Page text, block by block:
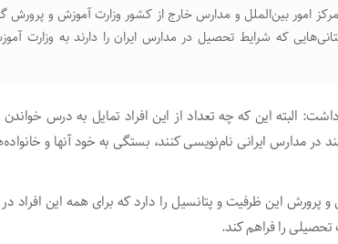
امور بین‌الملل و مدارس خارج از کشور وزارت آموزش و
فرزندان افغانستانی‌هایی که شرایط تحصیل در مدارس ایران را دارند به وزارت
البته این که چه تعداد از این افراد تمایل به درس خواندن
در مدارس ایرانی نام‌نویسی کنند، بستگی به خود آنها و
پرورش این ظرفیت و پتانسیل را دارد که برای همه این افراد
تحصیلی را فراهم کند.